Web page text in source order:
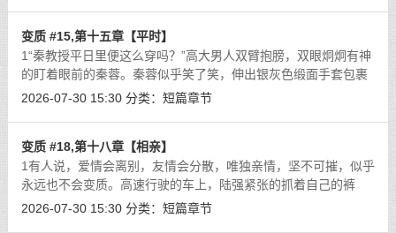
变质 #15,第十五章【平时】
1“秦教授平日里便这么穿吗？”高大男人双臂抱膀，双眼炯炯有神
的盯着眼前的秦蓉。秦蓉似乎笑了笑，伸出银灰色缎面手套包裹
的纤美手掌把玩起了桌面上的钢笔，薄薄的白色面纱抖了抖，隐
2026-07-30 15:30 分类： 短篇章节
变质 #18,第十八章【相亲】
1有人说，爱情会离别，友情会分散，唯独亲情，坚不可摧，似乎
永远也不会变质。高速行驶的车上，陆强紧张的抓着自己的裤
腿，掌心的汗水浸透了些许布料，眼角的余光时不时的瞥向驾驶
2026-07-30 15:30 分类： 短篇章节